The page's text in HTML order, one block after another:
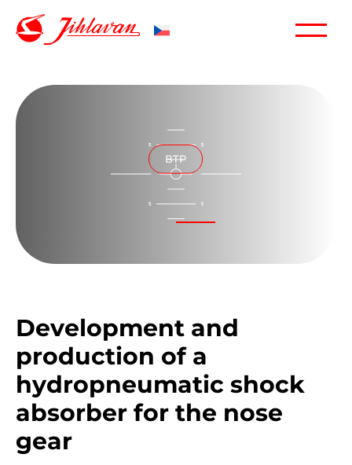
BTP
Development and
production of a
hydropneumatic shock
absorber for the nose
gear